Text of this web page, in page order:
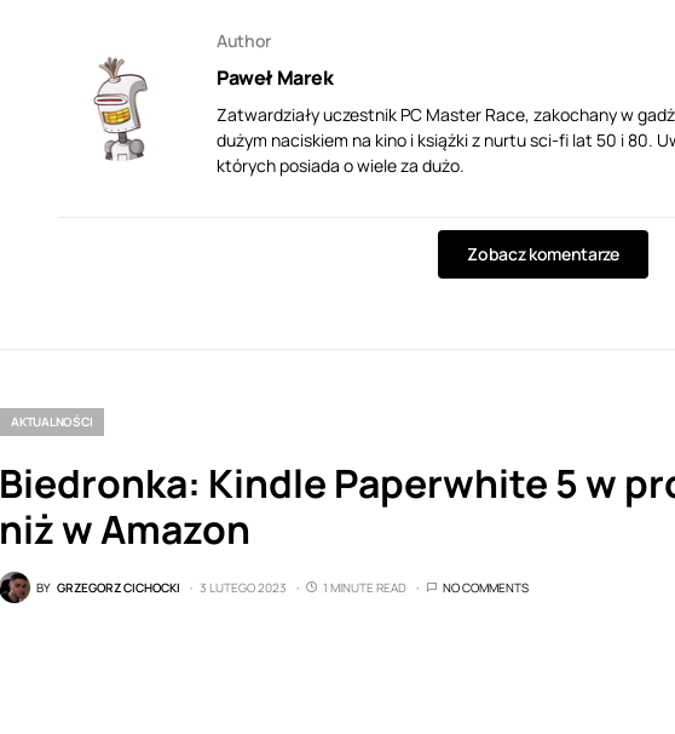
Author
Paweł Marek
Zatwardziały uczestnik PC Master Race, zakochany w
dużym naciskiem na kino i książki z nurtu sci-fi lat 50 i 80.
których posiada o wiele za dużo.
Zobacz komentarze
AKTUALNOŚCI
Biedronka: Kindle Paperwhite 5 w
niż w Amazon
BY GRZEGORZ CICHOCKI 3 LUTEGO 2023 1 MINUTE READ NO COMMENTS